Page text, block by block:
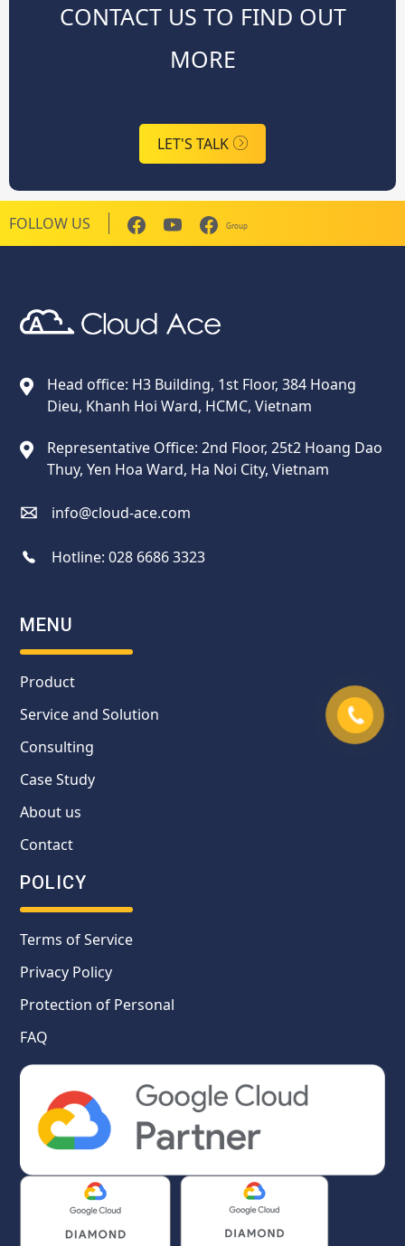
CONTACT US TO FIND OUT
MORE
LET'S TALK
FOLLOW US Group
Head office: H3 Building, 1st Floor, 384 Hoang
Dieu, Khanh Hoi Ward, HCMC, Vietnam
Representative Office: 2nd Floor, 25t2 Hoang Dao
Thuy, Yen Hoa Ward, Ha Noi City, Vietnam
info@cloud-ace.com
Hotline:028 6686 3323
MENU
Product
Service and Solution
Consulting
Case Study
About us
Contact
POLICY
Terms of Service
Privacy Policy
Protection of Personal
FAQ